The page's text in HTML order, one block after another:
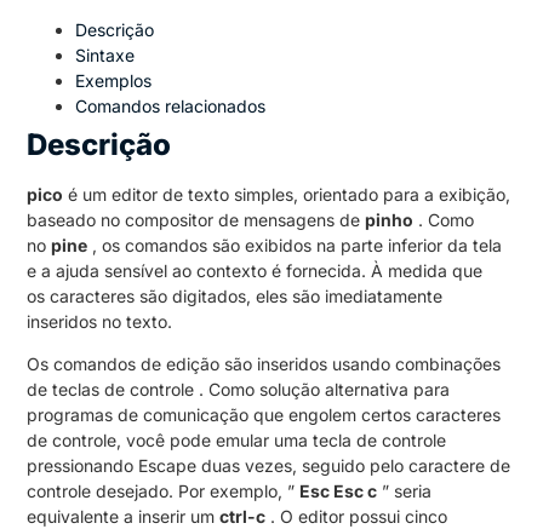
Descrição
Sintaxe
Exemplos
Comandos relacionados
Descrição
pico é um editor de texto simples, orientado para a exibição,
baseado no compositor de mensagens depinho . Como
nopine , os comandos são exibidos na parte inferior da tela
e a ajuda sensível ao contexto é fornecida. À medida que
os caracteres são digitados, eles são imediatamente
inseridos no texto.
Os comandos de edição são inseridos usando combinações
de teclas de controle . Como solução alternativa para
programas de comunicação que engolem certos caracteres
de controle, você pode emular uma tecla de controle
pressionando Escape duas vezes, seguido pelo caractere de
controle desejado. Por exemplo, ” Esc Esc c ” seria
equivalente a inserir umctrl-c . O editor possui cinco